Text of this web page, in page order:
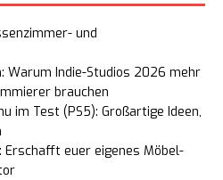
und
Warum Indie-Studios 2026 mehr
brauchen
im Test (PS5): Großartige Ideen,
Erschafft euer eigenes Möbel-